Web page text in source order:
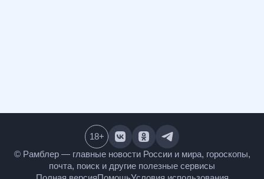
© Рамблер — главные новости России и мира,
гороскопы, почта, поиск и другие полезные сервисы
18+